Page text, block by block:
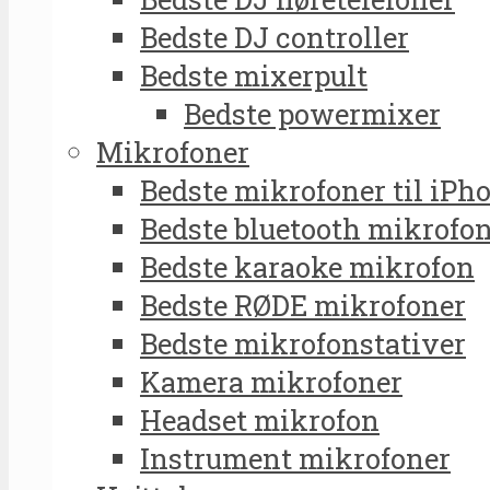
Bedste DJ controller
Bedste mixerpult
Bedste powermixer
Mikrofoner
Bedste mikrofoner til
Bedste bluetooth
Bedste karaoke mikrofon
Bedste RØDE mikrofoner
Bedste mikrofonstativer
Kamera mikrofoner
Headset mikrofon
Instrument mikrofoner